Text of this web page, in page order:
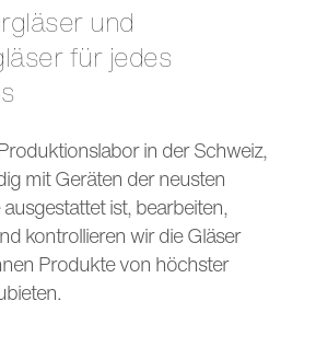
für jedes
in der Schweiz,
mit Geräten der neusten
ist, bearbeiten,
kontrollieren wir die Gläser
Produkte von höchster